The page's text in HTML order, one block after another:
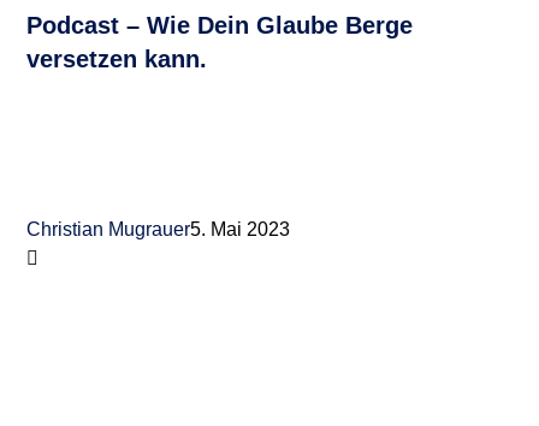
Podcast – Wie Dein Glaube Berge
versetzen kann.
Christian Mugrauer5. Mai 2023